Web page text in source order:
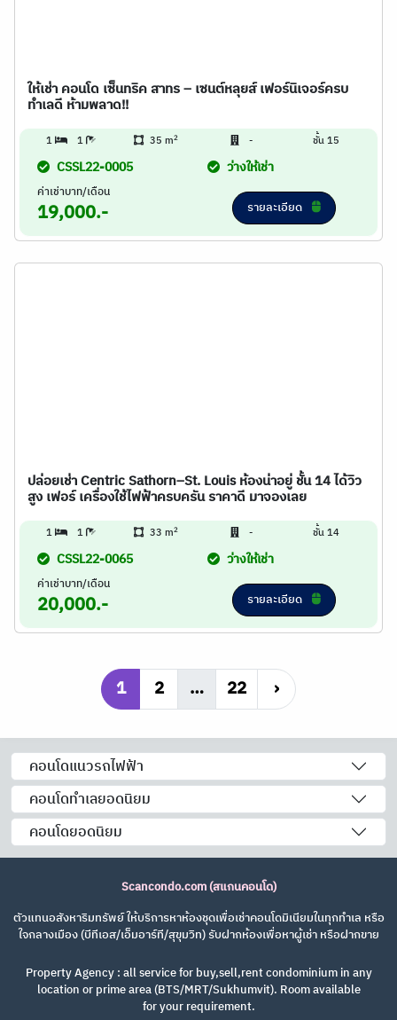
ให้เช่า คอนโด เซ็นทริค สาทร – เซนต์หลุยส์ เฟอร์นิเจอร์ครบ
ทำเลดี ห้ามพลาด!!
1 1 35 m2 - ชั้น 15
CSSL22-0005 ว่างให้เช่า
ค่าเช่าบาท/เดือน
19,000.- รายละเอียด
ปล่อยเช่า Centric Sathorn–St. Louis ห้องน่าอยู่ ชั้น 14 ได้วิว
สูง เฟอร์ เครื่องใช้ไฟฟ้าครบครัน ราคาดี มาจองเลย
1 1 33 m2 - ชั้น 14
CSSL22-0065 ว่างให้เช่า
ค่าเช่าบาท/เดือน
20,000.- รายละเอียด
1 2 … 22 ›
คอนโดแนวรถไฟฟ้า
คอนโดทำเลยอดนิยม
คอนโดยอดนิยม
Scancondo.com (สแกนคอนโด)
ตัวแทนอสังหาริมทรัพย์ ให้บริการหาห้องชุดเพื่อเช่าคอนโดมิเนียมในทุกทำเล หรือ
ใจกลางเมือง (บีทีเอส/เอ็มอาร์ที/สุขุมวิท) รับฝากห้องเพื่อหาผู้เช่า หรือฝากขาย
Property Agency : all service for buy,sell,rent condominium in any
location or prime area (BTS/MRT/Sukhumvit). Room available
for your requirement.